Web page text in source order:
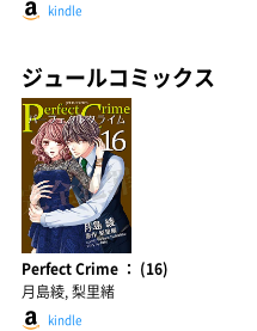
kindle
ジュールコミックス
Perfect Crime ： (16)
月島綾, 梨里緒
kindle